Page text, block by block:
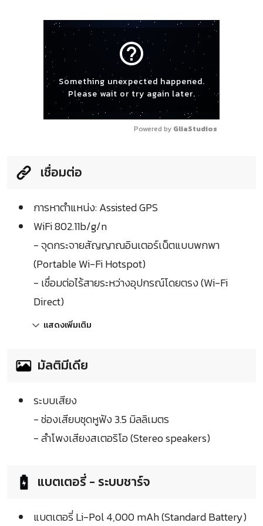
help_outline
Something unexpected happened.
Please wait or try again later.
Powered by GliaStudios
เชื่อมต่อ
การหาตำแหน่ง: Assisted GPS
WiFi 802.11b/g/n
- จุดกระจายสัญญาณอินเตอร์เน็ตแบบพกพา
(Portable Wi-Fi Hotspot)
- เชื่อมต่อไร้สายระหว่างอุปกรณ์โดยตรง (Wi-Fi
Direct)
แสดงเพิ่มเติม
มัลติมีเดีย
ระบบเสียง
- ช่องเสียบชุดหูฟัง 3.5 มิลลิเมตร
- ลำโพงเสียงสเตอริโอ (Stereo speakers)
แบตเตอรี่ - ระบบชาร์จ
แบตเตอรี่ Li-Pol 4,000 mAh (Standard Battery)